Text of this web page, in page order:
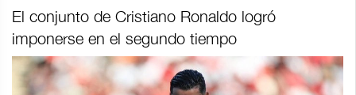
El conjunto de Cristiano Ronaldo logró
imponerse en el segundo tiempo